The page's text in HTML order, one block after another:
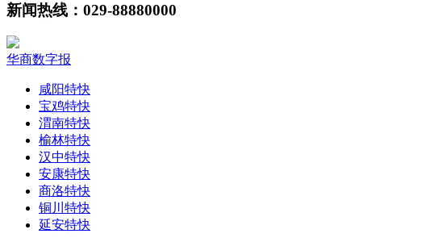
新闻热线：029-88880000
华商数字报
咸阳特快
宝鸡特快
渭南特快
榆林特快
汉中特快
安康特快
商洛特快
铜川特快
延安特快